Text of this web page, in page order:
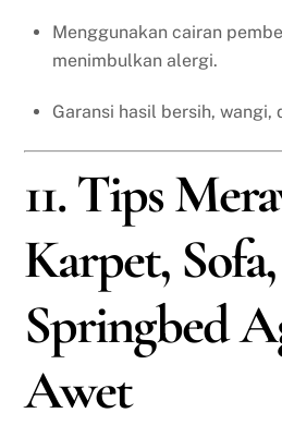
Menggunakan cairan
menimbulkan alergi.
Garansi hasil bersih, wangi,
11. Tips
Karpet,
Springbed
Awet